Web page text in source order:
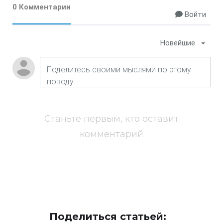
0 Комментарии
Войти
Новейшие
Станьте первым, кто оставит
комментарий
Поделиться статьей: